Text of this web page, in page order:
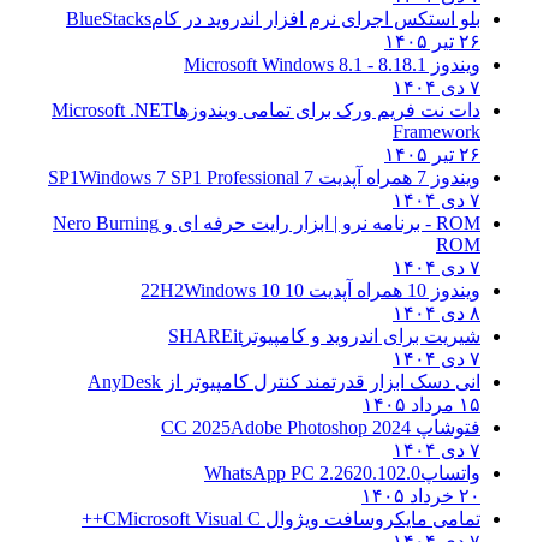
بلو استکس اجرای نرم افزار اندروید در کامBlueStacks
۲۶ تیر ۱۴۰۵
ویندوز 8.1
8.1 - Microsoft Windows 8.1
۷ دی ۱۴۰۴
دات نت فریم ورک برای تمامی ویندوزهاMicrosoft .NET
Framework
۲۶ تیر ۱۴۰۵
ویندوز 7 همراه آپدیت 7 SP1
Windows 7 SP1 Professional
۷ دی ۱۴۰۴
ROM - برنامه نرو | ابزار رایت حرفه ای و
Nero Burning
ROM
۷ دی ۱۴۰۴
ویندوز 10 همراه آپدیت 10 22H2
Windows 10
۸ دی ۱۴۰۴
شیریت برای اندروید و کامپیوتر SHAREit
۷ دی ۱۴۰۴
انی دسک ابزار قدرتمند کنترل کامپیوتر از AnyDesk
۱۵ مرداد ۱۴۰۵
فتوشاپ CC 2025 Adobe Photoshop 2024
۷ دی ۱۴۰۴
واتساپWhatsApp PC 2.2620.102.0
۲۰ خرداد ۱۴۰۵
تمامی مایکروسافت ویژوال C Microsoft Visual C++